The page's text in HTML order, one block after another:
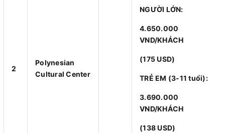
2
Polynesian
Cultural Center
NGƯỜI LỚN:
4.650.000
VND/KHÁCH
(175 USD)
TRẺ EM (3-11 tuổi):
3.690.000
VND/KHÁCH
(138 USD)